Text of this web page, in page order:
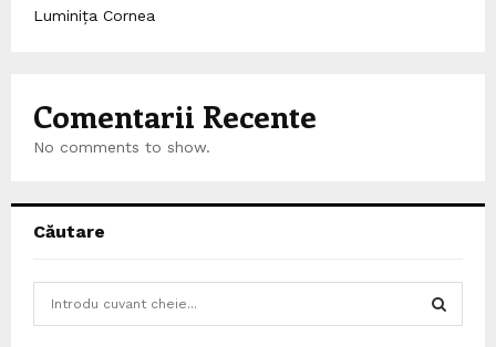
Luminița Cornea
Comentarii Recente
No comments to show.
Căutare